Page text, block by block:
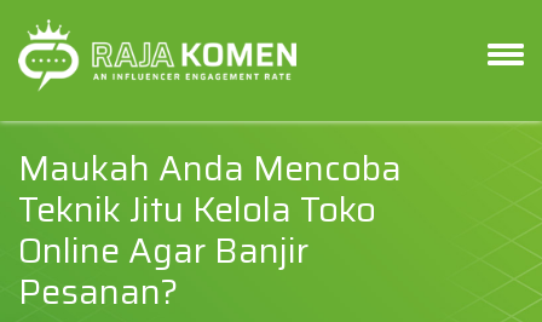
Maukah Anda Mencoba
Teknik Jitu Kelola Toko
Online Agar Banjir
Pesanan?